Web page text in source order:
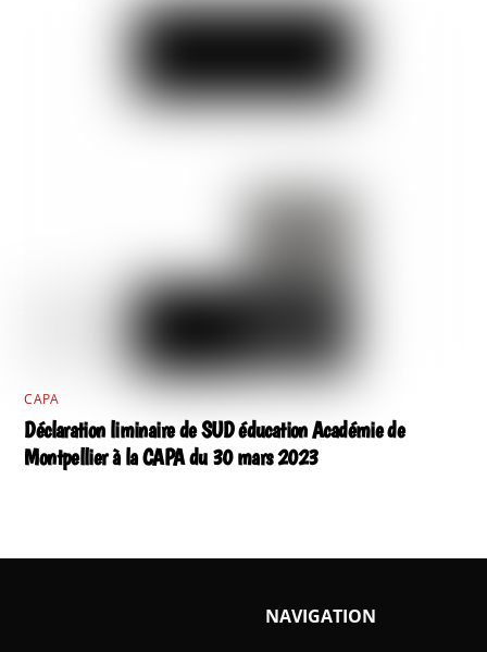
CAPA
Déclaration liminaire de SUD éducation Académie de
Montpellier à la CAPA du 30 mars 2023
NAVIGATION